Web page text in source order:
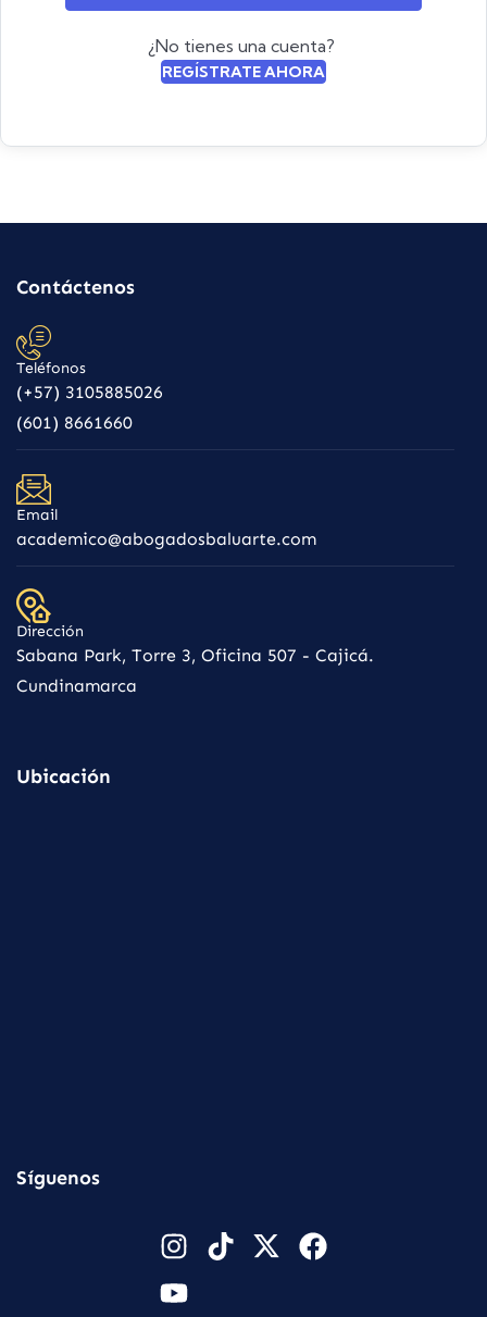
¿No tienes una cuenta?
REGÍSTRATE AHORA
Contáctenos
Teléfonos
(+57) 3105885026
(601) 8661660
Email
academico@abogadosbaluarte.com
Dirección
Sabana Park, Torre 3, Oficina 507 - Cajicá.
Cundinamarca
Ubicación
Síguenos